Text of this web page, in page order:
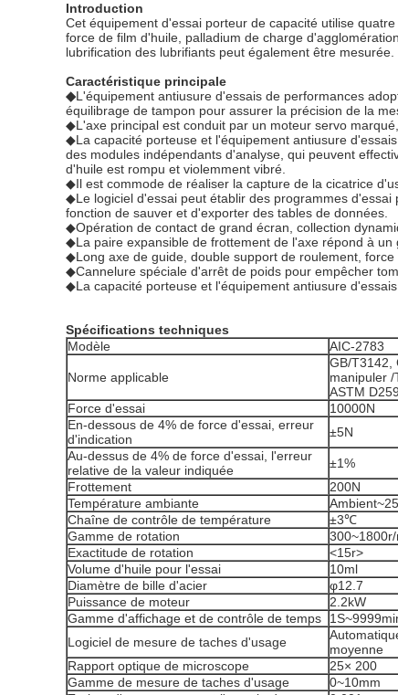
Introduction
Cet équipement d'essai porteur de capacité utilise
force de film d'huile, palladium de charge
lubrification des lubrifiants peut également être mesurée.
Caractéristique principale
◆L'équipement antiusure d'essais de performances
équilibrage de tampon pour assurer la précision de la
◆L'axe principal est conduit par un moteur servo
◆La capacité porteuse et l'équipement antiusure
des modules indépendants d'analyse, qui peuvent
d'huile est rompu et violemment vibré.
◆Il est commode de réaliser la capture de la cicatrice
◆Le logiciel d'essai peut établir des programmes
fonction de sauver et d'exporter des tables de données.
◆Opération de contact de grand écran, collection
◆La paire expansible de frottement de l'axe répond à un
◆Long axe de guide, double support de roulement, force
◆Cannelure spéciale d'arrêt de poids pour empêcher
◆La capacité porteuse et l'équipement antiusure
Spécifications techniques
Modèle
AIC-2783
Norme applicable
GB/T3142,
manipuler
ASTM
Force d'essai
10000N
En-dessous de 4% de force d'essai, erreur
d'indication
±5N
Au-dessus de 4% de force d'essai, l'erreur
relative de la valeur indiquée
±1%
Frottement
200N
Température ambiante
Chaîne de contrôle de température
±3℃
Gamme de rotation
300~1800r/
Exactitude de rotation
<15r>
Volume d'huile pour l'essai
10ml
Diamètre de bille d'acier
φ12.7
Puissance de moteur
2.2kW
Gamme d'affichage et de contrôle de temps
Logiciel de mesure de taches d'usage
moyenne
Rapport optique de microscope
25× 200
Gamme de mesure de taches d'usage
0~10mm